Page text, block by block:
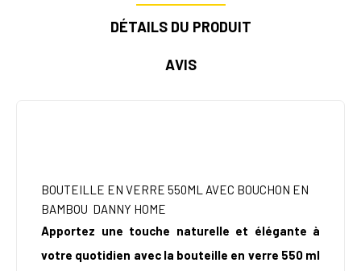
DÉTAILS DU PRODUIT
AVIS
BOUTEILLE EN VERRE 550ML AVEC BOUCHON EN
BAMBOU DANNY HOME
Apportez une touche naturelle et élégante à
votre quotidien avec la bouteille en verre 550ml